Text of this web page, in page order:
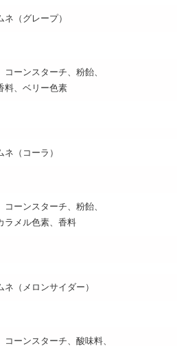
ネ（グレープ）
コーンスターチ、粉飴、
料、ベリー色素
ネ（コーラ）
コーンスターチ、粉飴、
ラメル色素、香料
ネ（メロンサイダー）
コーンスターチ、酸味料、